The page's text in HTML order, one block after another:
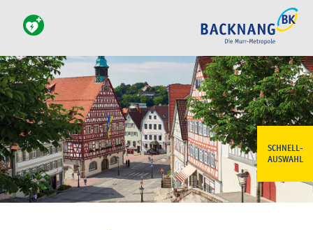
SCHNELL-
AUSWAHL